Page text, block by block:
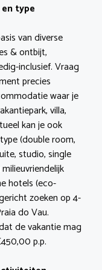
type
van diverse
& ontbijt,
inclusief. Vraag
precies
waar je
villa,
kan je ook
(double room,
studio, single
hotels (eco-
zoeken op 4-
do Vau.
de vakantie mag
p.p.